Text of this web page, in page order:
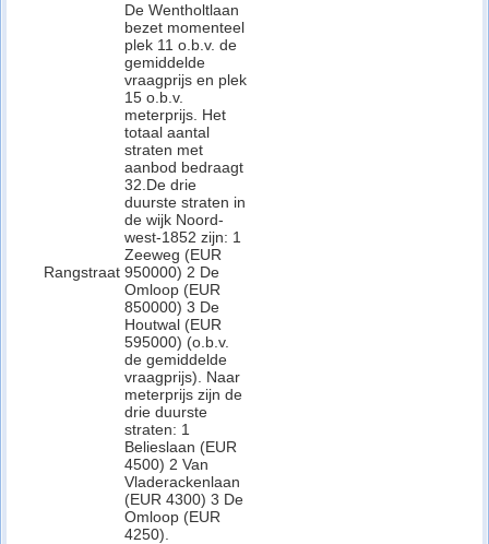
Rangstraat
De Wentholtlaan
bezet momenteel
plek 11 o.b.v. de
gemiddelde
vraagprijs en plek
15 o.b.v.
meterprijs. Het
totaal aantal
straten met
aanbod bedraagt
32.De drie
duurste straten in
de wijk Noord-
west-1852 zijn: 1
Zeeweg (EUR
950000) 2 De
Omloop (EUR
850000) 3 De
Houtwal (EUR
595000) (o.b.v.
de gemiddelde
vraagprijs). Naar
meterprijs zijn de
drie duurste
straten: 1
Belieslaan (EUR
4500) 2 Van
Vladerackenlaan
(EUR 4300) 3 De
Omloop (EUR
4250).